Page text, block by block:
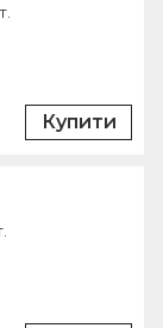
Купити